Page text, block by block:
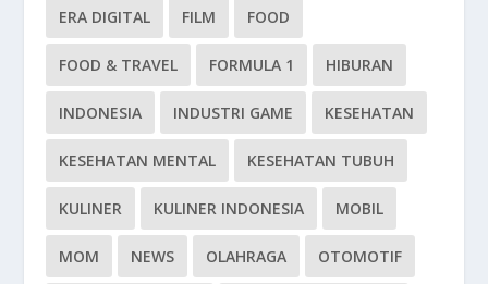
ERA DIGITAL FILM FOOD
FOOD & TRAVEL FORMULA 1 HIBURAN
INDONESIA INDUSTRI GAME KESEHATAN
KESEHATAN MENTAL KESEHATAN TUBUH
KULINER KULINER INDONESIA MOBIL
MOM NEWS OLAHRAGA OTOMOTIF